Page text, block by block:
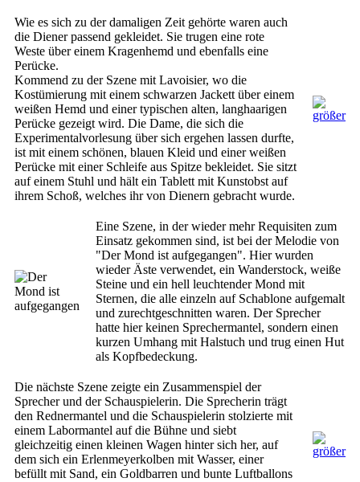
Wie es sich zu der damaligen Zeit gehörte waren auch
die Diener passend gekleidet. Sie trugen eine rote
Weste über einem Kragenhemd und ebenfalls eine
Perücke.
Kommend zu der Szene mit Lavoisier, wo die
Kostümierung mit einem schwarzen Jackett über einem
weißen Hemd und einer typischen alten, langhaarigen
Perücke gezeigt wird. Die Dame, die sich die
Experimentalvorlesung über sich ergehen lassen durfte,
ist mit einem schönen, blauen Kleid und einer weißen
Perücke mit einer Schleife aus Spitze bekleidet. Sie sitzt
auf einem Stuhl und hält ein Tablett mit Kunstobst auf
ihrem Schoß, welches ihr von Dienern gebracht wurde.
Eine Szene, in der wieder mehr Requisiten zum
Einsatz gekommen sind, ist bei der Melodie von
"Der Mond ist aufgegangen". Hier wurden
wieder Äste verwendet, ein Wanderstock, weiße
Steine und ein hell leuchtender Mond mit
Sternen, die alle einzeln auf Schablone aufgemalt
und zurechtgeschnitten waren. Der Sprecher
hatte hier keinen Sprechermantel, sondern einen
kurzen Umhang mit Halstuch und trug einen Hut
als Kopfbedeckung.
Die nächste Szene zeigte ein Zusammenspiel der
Sprecher und der Schauspielerin. Die Sprecherin trägt
den Rednermantel und die Schauspielerin stolzierte mit
einem Labormantel auf die Bühne und siebt
gleichzeitig einen kleinen Wagen hinter sich her, auf
dem sich ein Erlenmeyerkolben mit Wasser, einer
befüllt mit Sand, ein Goldbarren und bunte Luftballons